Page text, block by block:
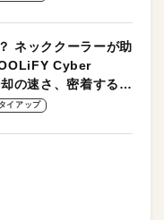
ネッククーラーが助
Cyber
の速さ、密着する冷
な操作性がグッド！
タイアップ